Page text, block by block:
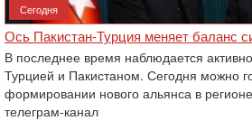
Сегодня
Ось Пакистан-Турция меняет баланс
В последнее время наблюдается
Турцией и Пакистаном. Сегодня можно
формировании нового альянса в
телеграм-канал